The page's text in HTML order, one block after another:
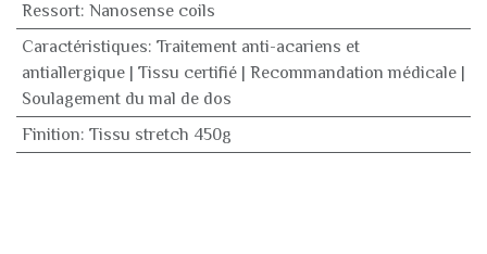
Ressort: Nanosense coils
Caractéristiques: Traitement anti-acariens et
antiallergique | Tissu certifié | Recommandation médicale |
Soulagement du mal de dos
Finition: Tissu stretch 450g